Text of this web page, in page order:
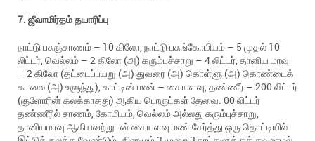
7. ஜீவாமிர்தம் தயாரிப்பு
நாட்டு பசுஞ்சாணம் – 10 கிலோ, நாட்டு பசுங்கோமியம் – 5 முதல் 10
லிட்டர், வெல்லம் – 2 கிலோ (அ) கரும்புச்சாறு – 4 லிட்டர், தானிய மாவு
– 2 கிலோ (தட்டைப்பயறு (அ) துவரை (அ) கொள்ளு (அ) கொண்டைக்
கடலை (அ) உளுந்து), காட்டின் மண் – கையளவு, தண்ணீர் – 200 லிட்டர்
(குளோரின் கலக்காதது) ஆகிய பொருட்கள் தேவை. 00 லிட்டர்
தண்ணீரில் சாணம், கோமியம், வெல்லம் அல்லது கரும்புச்சாறு,
தானியமாவு ஆகியவற்றுடன் கையளவு மண் சேர்த்து ஒரு தொட்டியில்